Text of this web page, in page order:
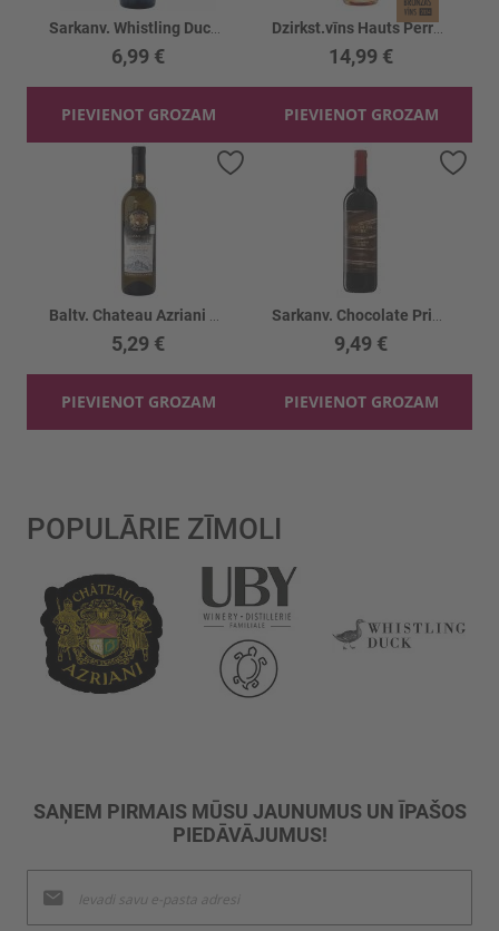
6,99 €
PIEVIENOT GROZAM
Dzirkst.vīns Hauts Perrays Cremant Rose 12.5%
14,99 €
PIEVIENOT GROZAM
5,29 €
PIEVIENOT GROZAM
Pievienot vēlmju sarakstam
9,49 €
PIEVIENOT GROZAM
POPULĀRIE ZĪMOLI
SAŅEM PIRMAIS MŪSU JAUNUMUS UN ĪPAŠOS
PIEDĀVĀJUMUS!
jaunumu
saņemšanai: